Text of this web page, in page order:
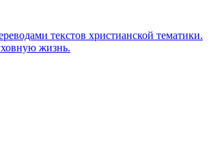
текстов христианской тематики.
жизнь.